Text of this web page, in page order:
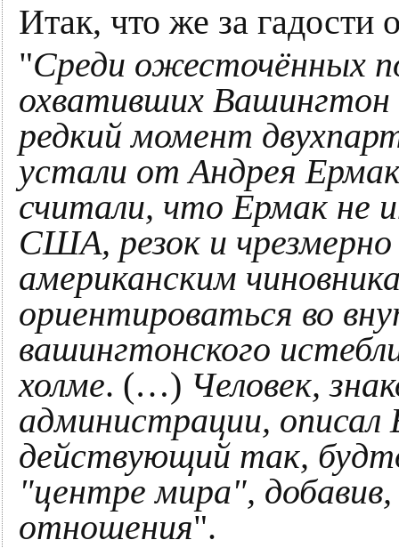
Итак, что же за гадости
"Среди ожесточённых
охвативших Вашингтон
редкий момент
устали от Андрея
считали, что Ермак не
США, резок и
американским
ориентироваться во
вашингтонского
холме. (…) Человек,
администрации, описал
действующий так,
"центре мира",
отношения".